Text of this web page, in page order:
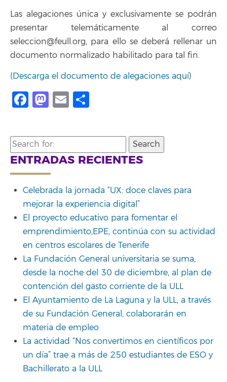
Las alegaciones única y exclusivamente se podrán
presentar telemáticamente al correo
seleccion@feull.org, para ello se deberá rellenar un
documento normalizado habilitado para tal fin.
(Descarga el documento de alegaciones aquí)
Facebook
Mastodon
Email
Search
for:
ENTRADAS RECIENTES
Celebrada la jornada “UX: doce claves para
mejorar la experiencia digital”
El proyecto educativo para fomentar el
emprendimiento,EPE, continúa con su actividad
en centros escolares de Tenerife
La Fundación General universitaria se suma,
desde la noche del 30 de diciembre, al plan de
contención del gasto corriente de la ULL
El Ayuntamiento de La Laguna y la ULL, a través
de su Fundación General, colaborarán en
materia de empleo
La actividad “Nos convertimos en científicos por
un día” trae a más de 250 estudiantes de ESO y
Bachillerato a la ULL